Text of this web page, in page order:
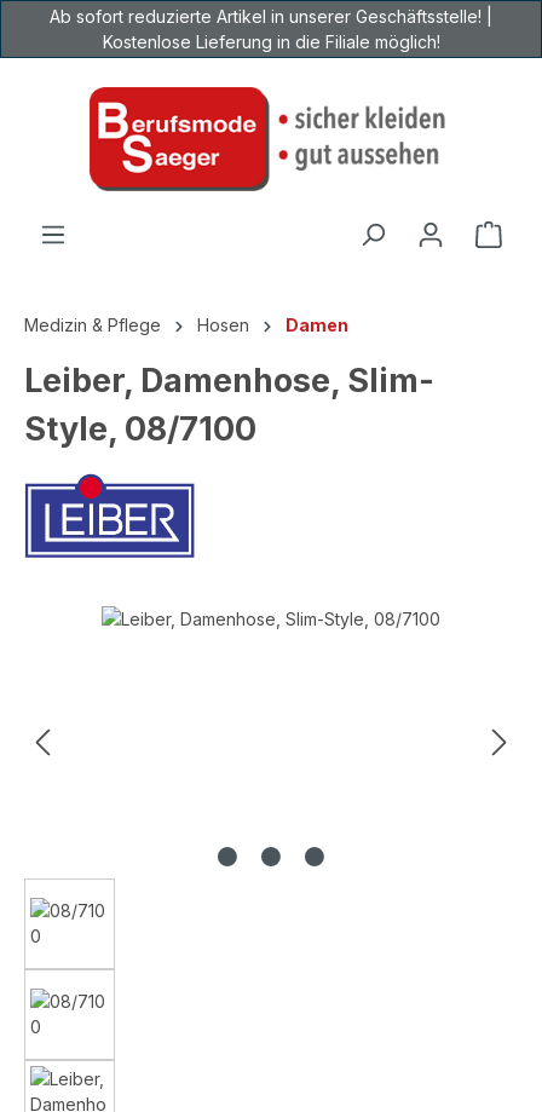
Zum Hauptinhalt springen
Ab sofort reduzierte Artikel in unserer Geschäftsstelle! |
Kostenlose Lieferung in die Filiale möglich!
Medizin & Pflege Hosen Damen
Leiber, Damenhose, Slim-
Style, 08/7100
Bildergalerie überspringen